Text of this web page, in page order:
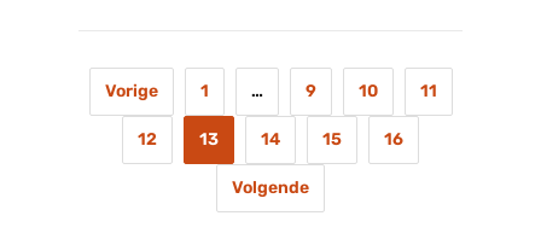
Vorige 1 … 9 10 11
12 13 14 15 16
Volgende